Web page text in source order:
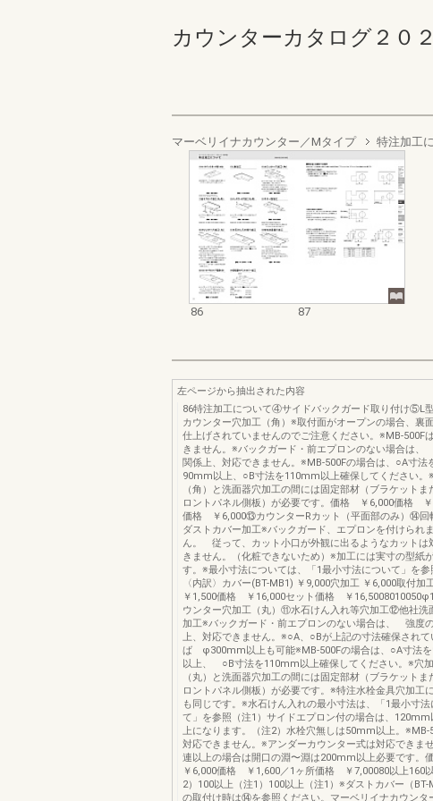
カウンターカタログ２０
マーベリイナカウンター／Mタイプ 特注加工
86 87
左ページから抽出された内容
86特注加工について④サイドバックガード取り付け⑤L
カウンター穴加工（角）※取付面がオープンの場合、裏
仕上げされていませんのでご注意ください。※MB-500F
きません。※バックガード・前エプロンのない場合は
関係上、対応できません。※MB-500Fの場合は、○A寸法
90mm以上、○B寸法を110mm以上確保してください。
（角）と洗面器穴加工の間には固定部材（ブラケットま
ロントパネル側板）が必要です。価格 ￥6,000価格
価格 ￥6,000⑬カウンターRカット（平面部のみ）⑭回
ダストカバー加工※バックガード、エプロンを付けられ
ん。 従って、カット小口が外観に出るようなカットは
きません。（化粧できないため）※加工には実寸の型紙
す。※最小寸法については、「1最小寸法について」を参
〈内訳〉カバー(BT-MB1) ￥9,000穴加工 ￥6,000取付加
￥1,500価格 ￥16,000セット価格 ￥
ウンター穴加工（丸）⑪水石けん入れ等穴加工⑫他社洗
加工※バックガード・前エプロンのない場合は、 強度
上、対応できません。※○A、○Bが上記の寸法確保されて
ば φ300mm以上も可能※MB-500Fの場合は、○A寸法
以上、 ○B寸法を110mm以上確保してください。※穴
（丸）と洗面器穴加工の間には固定部材（ブラケットま
ロントパネル側板）が必要です。※特注水栓金具穴加工
も同じです。※水石けん入れの最小寸法は、「1最小寸法
て」を参照（注1）サイドエプロン付の場合は、
上になります。（注2）水栓穴無しは50mm以上。※MB-
対応できません。※アンダーカウンター式は対応できま
連以上の場合は開口の淵〜淵は200mm以上必要です。
￥6,000価格 ￥1,600／1ヶ所価格 ￥7,00080以上160
2）100以上（注1）100以上（注1）※ダストカバー（BT-
の取付け時は⑭を参照ください。マーベリイナカウンタ